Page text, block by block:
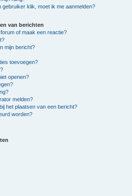
klik, moet ik me aanmelden?
van berichten
of maak een reactie?
mijn bericht?
toevoegen?
openen?
melden?
het plaatsen van een bericht?
worden?